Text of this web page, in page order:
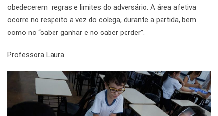
obedecerem regras e limites do adversário. A área afetiva
ocorre no respeito a vez do cole​ga, durante a partida, bem
como no “saber ganhar e no saber perder”.
Professora Laura